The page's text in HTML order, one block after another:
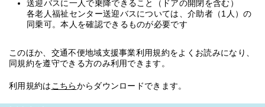
送迎バスに一人で乗降できること（ドアの開閉を含む）
各老人福祉センター送迎バスについては、介助者（1人）の
同乗可。本人を確認できるものが必要です
このほか、交通不便地域支援事業利用規約をよくお読みになり、
同規約を遵守できる方のみ利用できます。
利用規約は こちらからダウンロードできます。